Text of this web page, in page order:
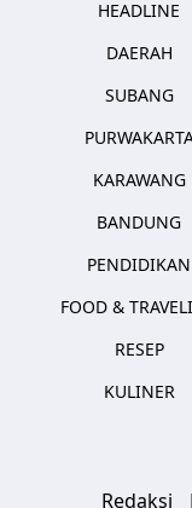
HEADLINE
DAERAH
SUBANG
KARAWANG
BANDUNG
PENDIDIKAN
FOOD &
RESEP
KULINER
Redaksi